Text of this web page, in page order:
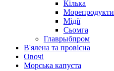
Кілька
Морепродукти
Мідії
Сьомга
Главрыбпром
В'ялена та провісна
Овочі
Морська капуста